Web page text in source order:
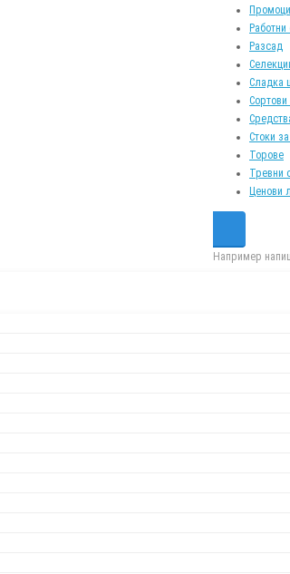
Разсад
Сладка
Стоки
Торове
Тревни
Ценови
Например